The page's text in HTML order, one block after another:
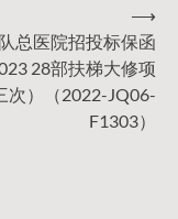
总医院招投标保函
28部扶梯大修项
次）（2022-JQ06-
F1303）
⟶